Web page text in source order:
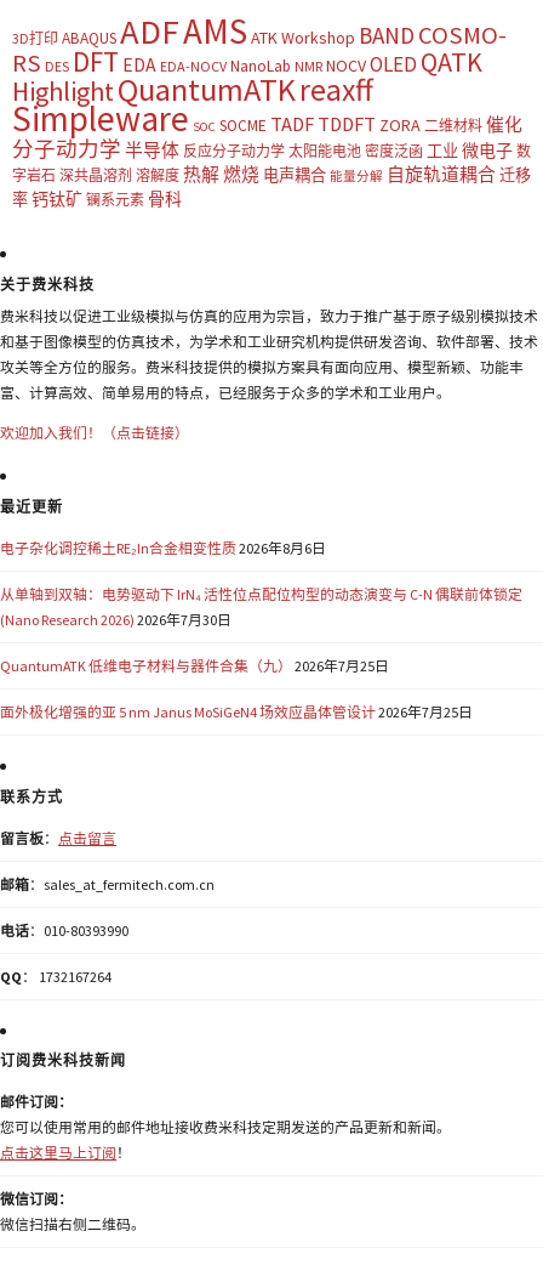
3D打印 ABAQUSADFAMS ATK Workshop BAND COSMO-
RS DES DFT EDA EDA-NOCV NanoLab NMR NOCVOLED QATK
HighlightQuantumATKreaxff
Simpleware SOC SOCME TADF TDDFT ZORA 二维材料 催化
分子动力学 半导体 反应分子动力学 太阳能电池 密度泛函 工业微电子 数
字岩石 深共晶溶剂 溶解度 热解燃烧 电声耦合 能量分解 自旋轨道耦合迁移
率钙钛矿 镧系元素 骨科
关于费米科技
费米科技以促进工业级模拟与仿真的应用为宗旨，致力于推广基于原子级别模拟技术
和基于图像模型的仿真技术，为学术和工业研究机构提供研发咨询、软件部署、技术
攻关等全方位的服务。费米科技提供的模拟方案具有面向应用、模型新颖、功能丰
富、计算高效、简单易用的特点，已经服务于众多的学术和工业用户。
欢迎加入我们！（点击链接）
最近更新
电子杂化调控稀土RE₂In合金相变性质2026年8月6日
从单轴到双轴：电势驱动下 IrN₄ 活性位点配位构型的动态演变与 C-N 偶联前体锁定
(Nano Research 2026) 2026年7月30日
QuantumATK 低维电子材料与器件合集（九） 2026年7月25日
面外极化增强的亚 5 nm Janus MoSiGeN4 场效应晶体管设计2026年7月25日
联系方式
留言板： 点击留言
邮箱：sales_at_fermitech.com.cn
电话：010-80393990
QQ ： 1732167264
订阅费米科技新闻
邮件订阅：
您可以使用常用的邮件地址接收费米科技定期发送的产品更新和新闻。
点击这里马上订阅 ！
微信订阅：
微信扫描右侧二维码。